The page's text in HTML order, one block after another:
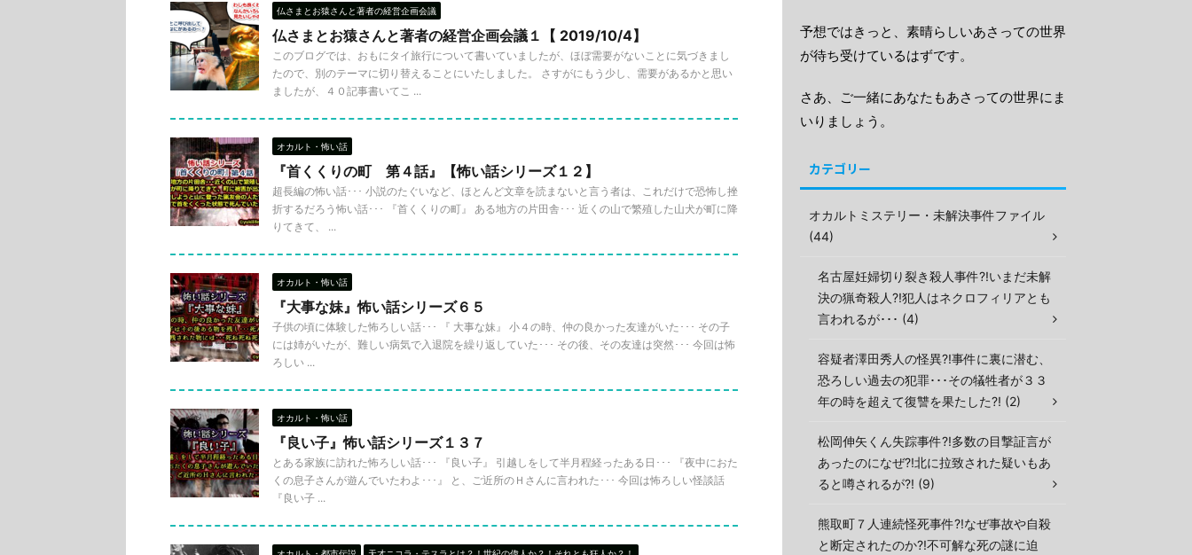
仏さまとお猿さんと著者の経営企画会議
仏さまとお猿さんと著者の経営企画会議１【 2019/10/4】
このブログでは、おもにタイ旅行について書いていましたが、ほぼ需要がないことに気づきまし
たので、別のテーマに切り替えることにいたしました。 さすがにもう少し、需要があるかと思い
ましたが、４０記事書いてこ ...
オカルト・怖い話
『首くくりの町 第４話』【怖い話シリーズ１２】
超長編の怖い話･･･ 小説のたぐいなど、ほとんど文章を読まないと言う者は、これだけで恐怖し挫
折するだろう怖い話･･･ 『首くくりの町』 ある地方の片田舎･･･ 近くの山で繁殖した山犬が町に降
りてきて、 ...
オカルト・怖い話
『大事な妹』怖い話シリーズ６５
子供の頃に体験した怖ろしい話･･･ 『 大事な妹』 小４の時、仲の良かった友達がいた･･･ その子
には姉がいたが、難しい病気で入退院を繰り返していた･･･ その後、その友達は突然･･･ 今回は怖
ろしい ...
オカルト・怖い話
『良い子』怖い話シリーズ１３７
とある家族に訪れた怖ろしい話･･･ 『良い子』 引越しをして半月程経ったある日･･･ 『夜中におた
くの息子さんが遊んでいたわよ･･･』 と、ご近所のＨさんに言われた･･･ 今回は怖ろしい怪談話
『良い子 ...
予想ではきっと、素晴らしいあさっての世界
が待ち受けているはずです。
さあ、ご一緒にあなたもあさっての世界にま
いりましょう。
カテゴリー
オカルトミステリー・未解決事件ファイル
(44)
名古屋妊婦切り裂き殺人事件?!いまだ未解
決の猟奇殺人?!犯人はネクロフィリアとも
言われるが･･･ (4)
容疑者澤田秀人の怪異?!事件に裏に潜む、
恐ろしい過去の犯罪･･･その犠牲者が３３
年の時を超えて復讐を果たした?! (2)
松岡伸矢くん失踪事件?!多数の目撃証言が
あったのになぜ?!北に拉致された疑いもあ
ると噂されるが?! (9)
熊取町７人連続怪死事件?!なぜ事故や自殺
と断定されたのか?!不可解な死の謎に迫